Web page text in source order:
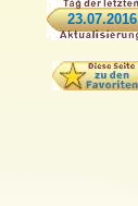
23.07.2016